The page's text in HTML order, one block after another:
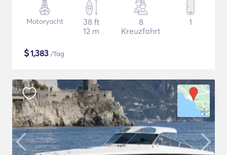
Motoryacht
38 ft
12 m
8
Kreuzfahrt
1
$1,383 /Tag